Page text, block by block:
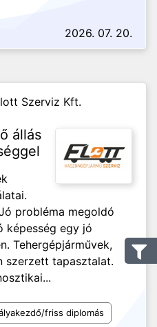
2026. 07. 20.
Szerviz Kft.
állás
probléma megoldó
képesség egy jó
Tehergépjárművek,
szerzett tapasztalat.
friss diplomás